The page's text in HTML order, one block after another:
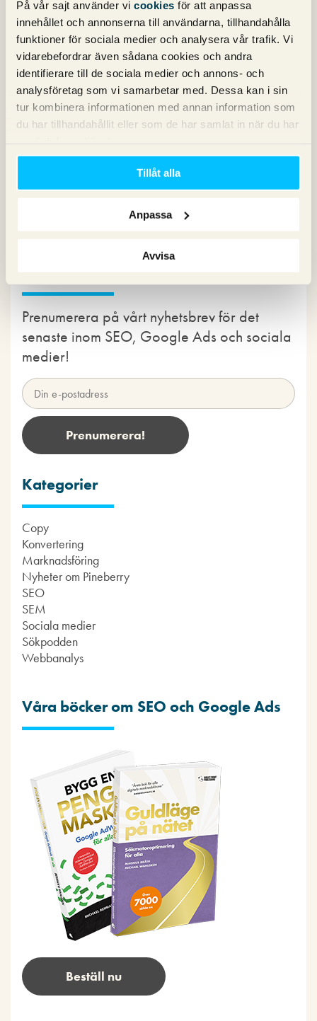
På vår sajt använder vi cookies för att anpassa
innehållet och annonserna till användarna, tillhandahålla
funktioner för sociala medier och analysera vår trafik. Vi
vidarebefordrar även sådana cookies och andra
identifierare till de sociala medier och annons- och
analysföretag som vi samarbetar med. Dessa kan i sin
tur kombinera informationen med annan information som
du har tillhandahållit eller som de har samlat in när du har
Tillåt alla
Anpassa
Avvisa
Namn*
Prenumerera på vårt nyhetsbrev för det
senaste inom SEO, Google Ads och sociala
medier!
Kategorier
Copy
Konvertering
Marknadsföring
Nyheter om Pineberry
SEO
SEM
Sociala medier
Sökpodden
Webbanalys
Våra böcker om SEO och Google Ads
Beställ nu